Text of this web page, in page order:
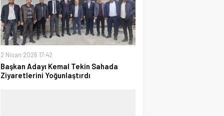
2 Nisan 2026 17:42
Başkan Adayı Kemal Tekin Sahada
Ziyaretlerini Yoğunlaştırdı